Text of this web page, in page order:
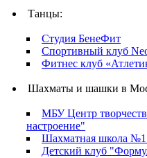
Танцы:
Студия БенеФит
Спортивный клуб
Фитнес клуб
Шахматы и шашки в
МБУ Центр
настроение"
Шахматная школа
Детский клуб